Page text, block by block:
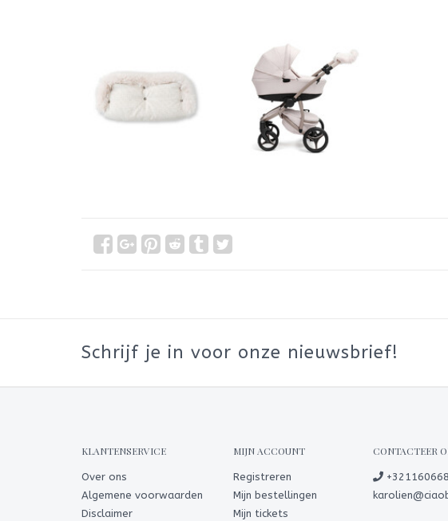
Schrijf je in voor onze nieuwsbrief!
KLANTENSERVICE
Over ons
Algemene voorwaarden
Disclaimer
MIJN ACCOUNT
Registreren
Mijn bestellingen
Mijn tickets
CONTACTEER